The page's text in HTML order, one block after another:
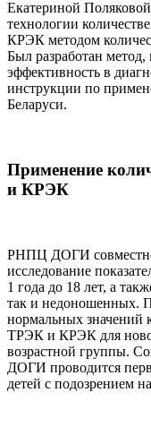
Екатериной
технологии
КРЭК методом
Был разработан
эффективность в
инструкции по
Беларуси.
Применение
и КРЭК
РНПЦ ДОГИ
исследование
1 года до 18 лет, а
так и недоношенных.
нормальных значений
ТРЭК и КРЭК для
возрастной группы.
ДОГИ проводится
детей с подозрением